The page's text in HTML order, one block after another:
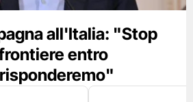
all'Italia: "Stop
entro